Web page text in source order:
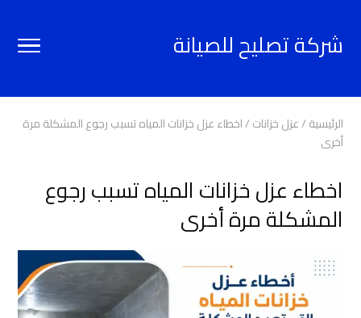
شركة تصليح للصيانة
الرئيسية/عزل خزانات/اخطاء عزل خزانات المياه تسبب رجوع المشكلة مرة
أخرى
اخطاء عزل خزانات المياه تسبب رجوع
المشكلة مرة أخرى